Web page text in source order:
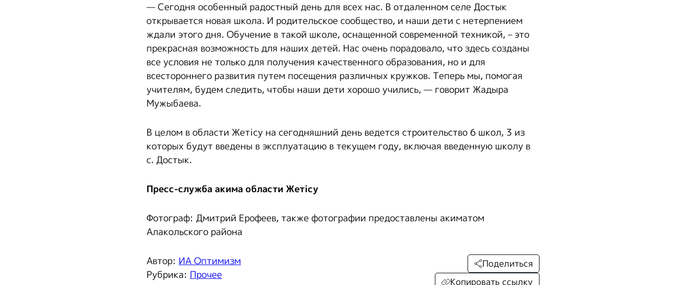
— Сегодня особенный радостный день для всех нас. В отдаленном селе Достык
открывается новая школа. И родительское сообщество, и наши дети с нетерпением
ждали этого дня. Обучение в такой школе, оснащенной современной техникой, – это
прекрасная возможность для наших детей. Нас очень порадовало, что здесь созданы
все условия не только для получения качественного образования, но и для
всестороннего развития путем посещения различных кружков. Теперь мы, помогая
учителям, будем следить, чтобы наши дети хорошо учились, — говорит Жадыра
Мужыбаева.
В целом в области Жетісу на сегодняшний день ведется строительство 6 школ, 3 из
которых будут введены в эксплуатацию в текущем году, включая введенную школу в
с. Достык.
Пресс-служба акима области Жетісу
Фотограф: Дмитрий Ерофеев, также фотографии предоставлены акиматом
Алакольского района
Автор: ИА Оптимизм
Рубрика: Прочее
Поделиться
Копировать ссылку